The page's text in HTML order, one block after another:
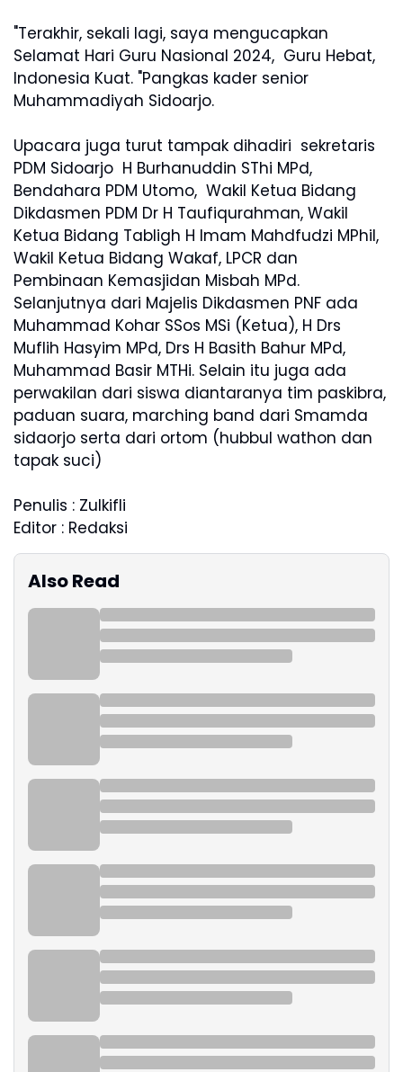
"Terakhir, sekali lagi, saya mengucapkan
Selamat Hari Guru Nasional 2024, Guru Hebat,
Indonesia Kuat. "Pangkas kader senior
Muhammadiyah Sidoarjo.
Upacara juga turut tampak dihadiri sekretaris
PDM Sidoarjo H Burhanuddin SThi MPd,
Bendahara PDM Utomo, Wakil Ketua Bidang
Dikdasmen PDM Dr H Taufiqurahman, Wakil
Ketua Bidang Tabligh H Imam Mahdfudzi MPhil,
Wakil Ketua Bidang Wakaf, LPCR dan
Pembinaan Kemasjidan Misbah MPd.
Selanjutnya dari Majelis Dikdasmen PNF ada
Muhammad Kohar SSos MSi (Ketua), H Drs
Muflih Hasyim MPd, Drs H Basith Bahur MPd,
Muhammad Basir MTHi. Selain itu juga ada
perwakilan dari siswa diantaranya tim paskibra,
paduan suara, marching band dari Smamda
sidaorjo serta dari ortom (hubbul wathon dan
tapak suci)
Penulis : Zulkifli
Editor : Redaksi
Also Read